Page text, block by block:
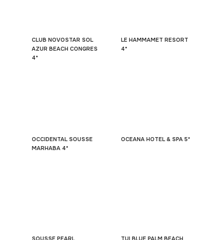
CLUB NOVOSTAR SOL
AZUR BEACH CONGRES
4*
LE HAMMAMET RESORT
4*
OCCIDENTAL SOUSSE
MARHABA 4*
OCEANA HOTEL & SPA 5*
SOUSSE PEARL TUI BLUE PALM BEACH